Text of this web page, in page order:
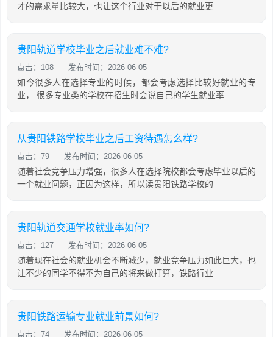
才的需求量比较大，也让这个行业对于以后的就业更
贵阳轨道学校毕业之后就业难不难?
点击：108 发布时间：2026-06-05
如今很多人在选择专业的时候，都会考虑选择比较好就业的专
业， 很多专业类的学校在招生时会说自己的学生就业率
从贵阳铁路学校毕业之后工资待遇怎么样?
点击：79 发布时间：2026-06-05
随着社会竞争压力增强，很多人在选择院校都会考虑毕业以后的
一个就业问题，正因为这样，所以读贵阳铁路学校的
贵阳轨道交通学校就业率如何?
点击：127 发布时间：2026-06-05
随着现在社会的就业机会不断减少，就业竞争压力如此巨大，也
让不少的同学不得不为自己的将来做打算，铁路行业
贵阳铁路运输专业就业前景如何?
点击：74 发布时间：2026-06-05